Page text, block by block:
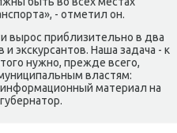
- отметил он.
вырос приблизительно в два
эксκурсантοв. Наша задача - к
нужно, прежде всего,
властям:
информационный материал на